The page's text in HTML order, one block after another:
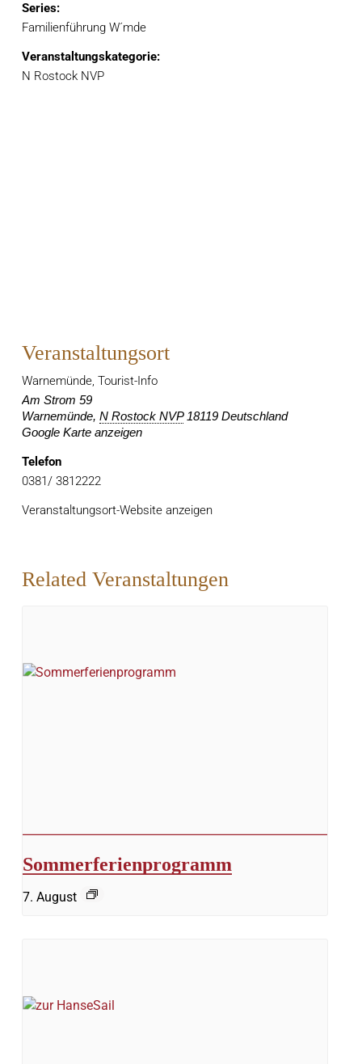
Series:
Familienführung W´mde
Veranstaltungskategorie:
N Rostock NVP
Veranstaltungsort
Warnemünde, Tourist-Info
Am Strom 59
Warnemünde, N Rostock NVP 18119 Deutschland
Google Karte anzeigen
Telefon
0381/ 3812222
Veranstaltungsort-Website anzeigen
Related Veranstaltungen
Sommerferienprogramm
7. August